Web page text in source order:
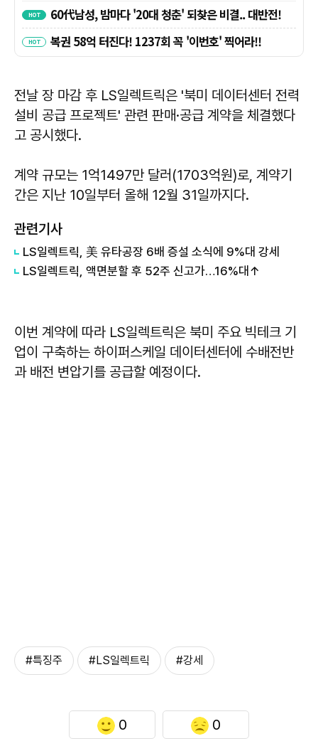
전날 장 마감 후 LS일렉트릭은 '북미 데이터센터 전력
설비 공급 프로젝트' 관련 판매·공급 계약을 체결했다
고 공시했다.
계약 규모는 1억1497만 달러(1703억원)로, 계약기
간은 지난 10일부터 올해 12월 31일까지다.
관련기사
LS일렉트릭, 美 유타공장 6배 증설 소식에 9%대 강세
LS일렉트릭, 액면분할 후 52주 신고가…16%대↑
이번 계약에 따라 LS일렉트릭은 북미 주요 빅테크 기
업이 구축하는 하이퍼스케일 데이터센터에 수배전반
과 배전 변압기를 공급할 예정이다.
#특징주 #LS일렉트릭 #강세
0 0